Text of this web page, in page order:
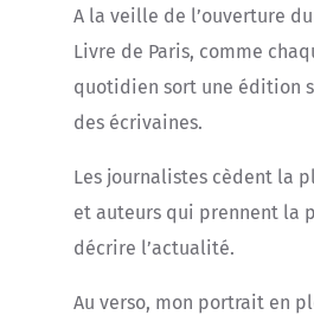
A la veille de l’ouverture
Livre de Paris, comme
quotidien sort une édition
des écrivaines.
Les journalistes cèdent la
et auteurs qui prennent la
décrire l’actualité.
Au verso, mon portrait en